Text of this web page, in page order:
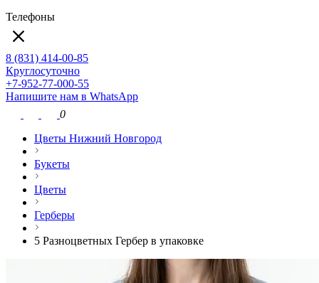
Телефоны
8 (831) 414-00-85
Круглосуточно
+7-952-77-000-55
Напишите нам в WhatsApp
0
Цветы Нижний Новгород
Букеты
Цветы
Герберы
5 Разноцветных Гербер в упаковке